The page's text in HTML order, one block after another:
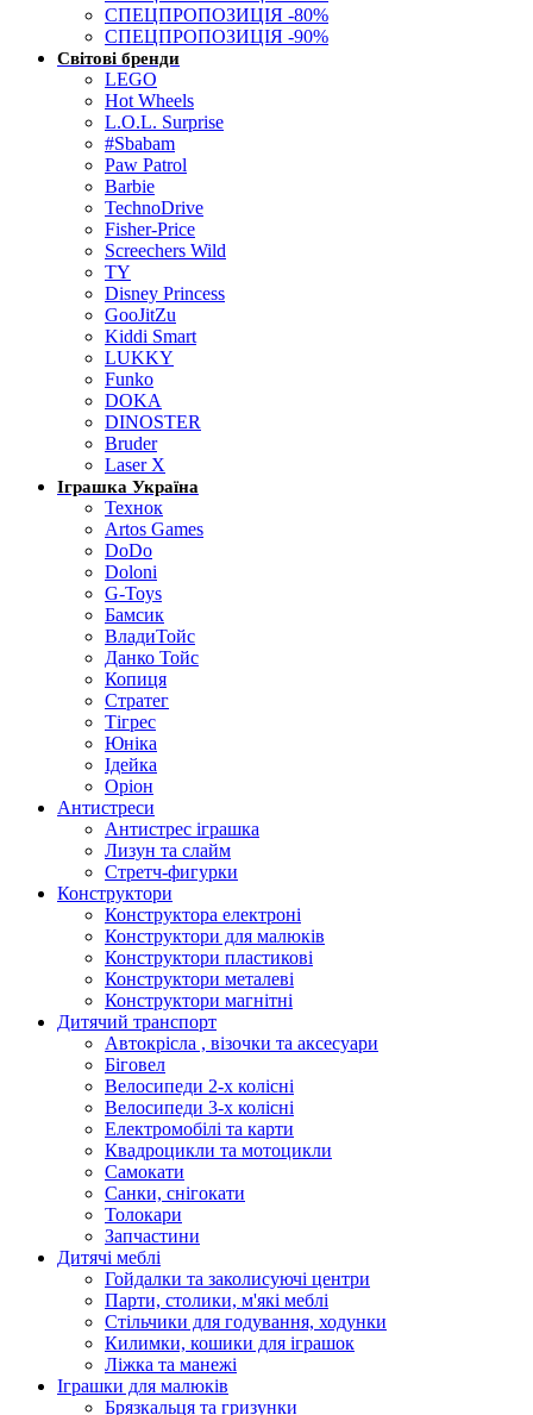
СПЕЦПРОПОЗИЦІЯ -80%
СПЕЦПРОПОЗИЦІЯ -90%
Світові бренди
LEGO
Hot Wheels
L.O.L. Surprise
#Sbabam
Paw Patrol
Barbie
TechnoDrive
Fisher-Price
Screechers Wild
TY
Disney Princess
GooJitZu
Kiddi Smart
LUKKY
Funko
DOKA
DINOSTER
Bruder
Laser X
Іграшка Україна
Технок
Artos Games
DoDo
Doloni
G-Toys
Бамсик
ВладиТойс
Данко Тойс
Копиця
Стратег
Тігрес
Юніка
Ідейка
Оріон
Антистреси
Антистрес іграшка
Лизун та слайм
Стретч-фигурки
Конструктори
Конструктора електроні
Конструктори для малюків
Конструктори пластикові
Конструктори металеві
Конструктори магнітні
Дитячий транспорт
Автокрісла , візочки та аксесуари
Біговел
Велосипеди 2-х колісні
Велосипеди 3-х колісні
Електромобілі та карти
Квадроцикли та мотоцикли
Самокати
Санки, снігокати
Толокари
Запчастини
Дитячі меблі
Гойдалки та заколисуючі центри
Парти, столики, м'які меблі
Стільчики для годування, ходунки
Килимки, кошики для іграшок
Ліжка та манежі
Іграшки для малюків
Брязкальця та гризунки